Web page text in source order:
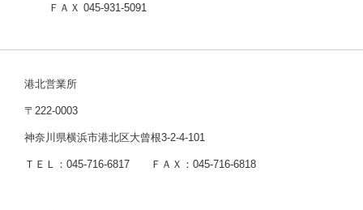
ＦＡＸ 045-931-5091
港北営業所
〒222-0003
神奈川県横浜市港北区大曾根3-2-4-101
ＴＥＬ：045-716-6817 ＦＡＸ：045-716-6818